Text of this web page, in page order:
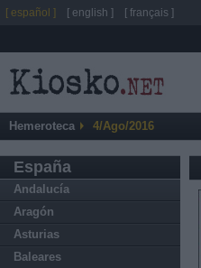
Hemeroteca 4/Ago/2016
España
Andalucía
Aragón
Asturias
Baleares
[ español ] [ english ] [ français ]